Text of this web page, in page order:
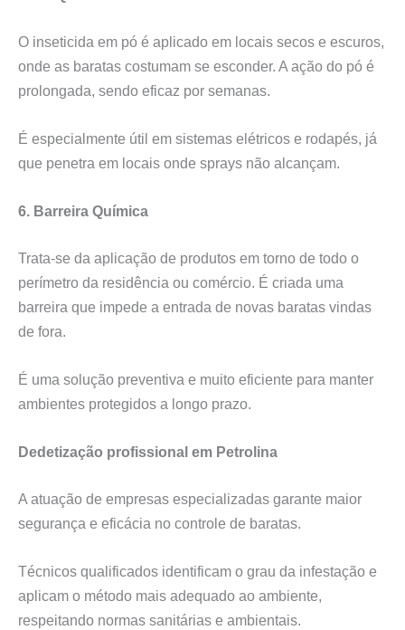
O inseticida em pó é aplicado em locais secos e escuros,
onde as baratas costumam se esconder. A ação do pó é
prolongada, sendo eficaz por semanas.
É especialmente útil em sistemas elétricos e rodapés, já
que penetra em locais onde sprays não alcançam.
6. Barreira Química
Trata-se da aplicação de produtos em torno de todo o
perímetro da residência ou comércio. É criada uma
barreira que impede a entrada de novas baratas vindas
de fora.
É uma solução preventiva e muito eficiente para manter
ambientes protegidos a longo prazo.
Dedetização profissional em Petrolina
A atuação de empresas especializadas garante maior
segurança e eficácia no controle de baratas.
Técnicos qualificados identificam o grau da infestação e
aplicam o método mais adequado ao ambiente,
respeitando normas sanitárias e ambientais.